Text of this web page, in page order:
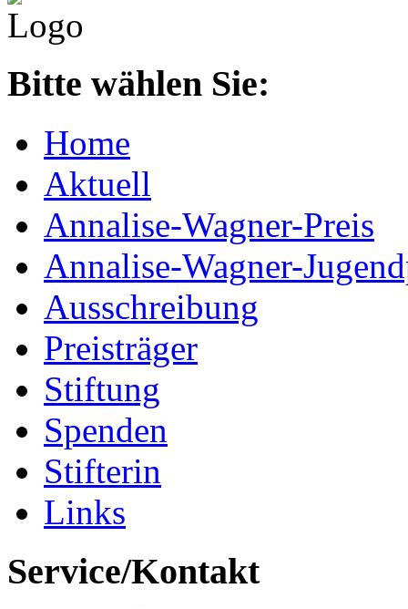
Bitte wählen Sie:
Home
Aktuell
Annalise-Wagner-Preis
Annalise-Wagner-
Ausschreibung
Preisträger
Stiftung
Spenden
Stifterin
Links
Service/Kontakt